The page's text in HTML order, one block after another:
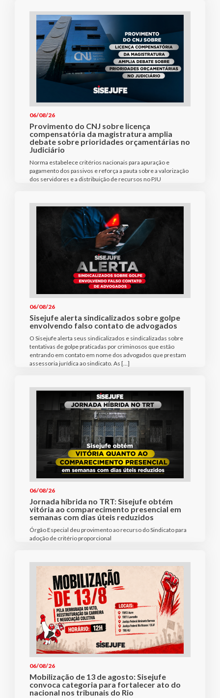
06/08/26
Provimento do CNJ sobre licença
compensatória da magistratura amplia
debate sobre prioridades orçamentárias no
Judiciário
Norma estabelece critérios nacionais para apuração e
pagamento dos passivos e reforça a pauta sobre a valorização
dos servidores e a distribuição de recursos no PJU
06/08/26
Sisejufe alerta sindicalizados sobre golpe
envolvendo falso contato de advogados
O Sisejufe alerta seus sindicalizados e sindicalizadas sobre
tentativas de golpe praticadas por criminosos que estão
entrando em contato em nome dos advogados que prestam
assessoria jurídica ao sindicato. As […]
06/08/26
Jornada híbrida no TRT: Sisejufe obtém
vitória ao comparecimento presencial em
semanas com dias úteis reduzidos
Órgão Especial deu provimento ao recurso do Sindicato para
adoção de critério proporcional
06/08/26
Mobilização de 13 de agosto: Sisejufe
convoca categoria para fortalecer ato do
nacional nos tribunais do Rio